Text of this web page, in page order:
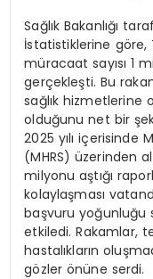
Sağlık Bakanlığı
İstatistiklerine göre,
müracaat sayısı 1
gerçekleşti. Bu
sağlık hizmetlerine
olduğunu net bir
2025 yılı içerisinde
(MHRS) üzerinden
milyonu aştığı
kolaylaşması
başvuru yoğunluğu
etkiledi. Rakamlar,
hastalıkların
gözler önüne serdi.